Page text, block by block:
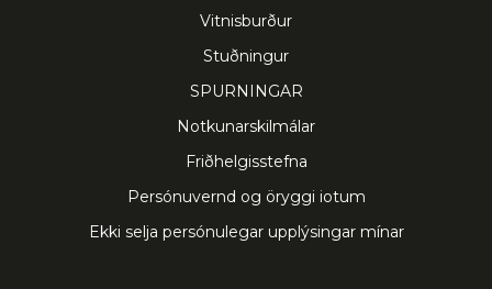
Vitnisburður
Stuðningur
SPURNINGAR
Notkunarskilmálar
Friðhelgisstefna
Persónuvernd og öryggi iotum
Ekki selja persónulegar upplýsingar mínar